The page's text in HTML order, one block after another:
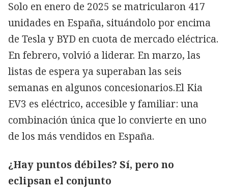
Solo en enero de 2025 se matricularon 417
unidades en España, situándolo por encima
de Tesla y BYD en cuota de mercado eléctrica.
En febrero, volvió a liderar. En marzo, las
listas de espera ya superaban las seis
semanas en algunos concesionarios.El Kia
EV3 es eléctrico, accesible y familiar: una
combinación única que lo convierte en uno
de los más vendidos en España.
¿Hay puntos débiles? Sí, pero no
eclipsan el conjunto